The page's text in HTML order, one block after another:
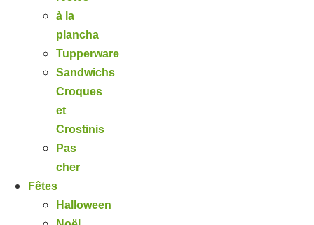
à la
plancha
Tupperware
Sandwichs
Croques
et
Crostinis
Pas
cher
Fêtes
Halloween